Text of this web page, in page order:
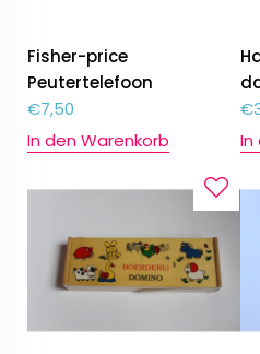
Fisher-price
Peutertelefoon
€7,50
In den Warenkorb
€
In